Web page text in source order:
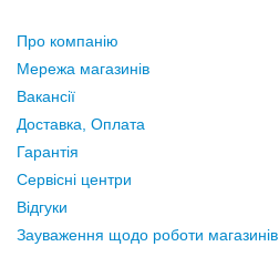
Про компанію
Мережа магазинів
Вакансії
Доставка, Оплата
Гарантія
Сервісні центри
Відгуки
Зауваження щодо роботи магазинів